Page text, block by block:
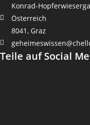
Konrad-
Österreich
8041, Graz
Teile auf Social